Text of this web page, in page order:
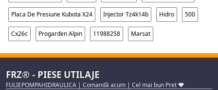
Placa De Presiune Kubota X24 Injector Tz4k14b Hidro 500
Cx26c Progarden Alpin 11988258 Marsat
FRZ® - PIESE UTILAJE
FULIEPOMPAHIDRAULICA | Comandă acum | Cel mai bun Pret ♥